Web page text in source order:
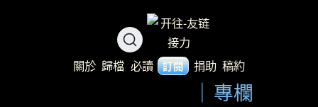
關於 歸檔 必讀 訂閱 捐助 稿約
專欄